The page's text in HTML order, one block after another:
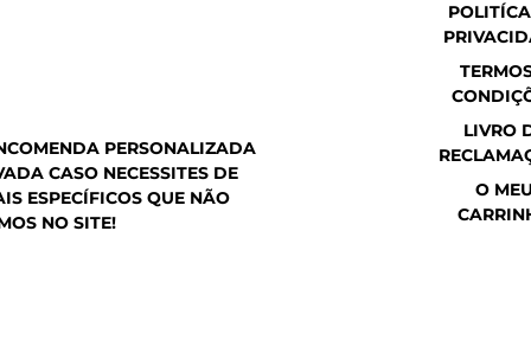
PERSONALIZADA
CASO NECESSITES DE
ESPECÍFICOS QUE NÃO
NO SITE!
LIVRO
O